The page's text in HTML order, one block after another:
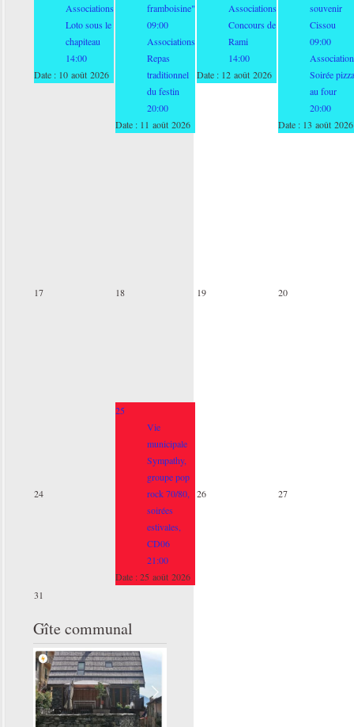
Associations
Loto sous le
chapiteau
14:00
Date : 10 août 2026
framboisine"
09:00
Associations
Repas
traditionnel
du festin
20:00
Date : 11 août 2026
Associations
Concours de
Rami
14:00
Date : 12 août 2026
souvenir
Cissou
09:00
Soirée pizza
au four
20:00
Date : 13 août 2026
17 18 19 20
24
25
Vie
municipale
Sympathy,
groupe pop
rock 70/80,
soirées
estivales,
CD06
21:00
Date :25 août 2026
26 27
31
Gîte communal